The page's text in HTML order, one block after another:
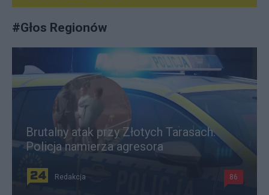
#Głos Regionów
Brutalny atak przy Złotych Tarasach.
Policja namierza agresora
Redakcja 86